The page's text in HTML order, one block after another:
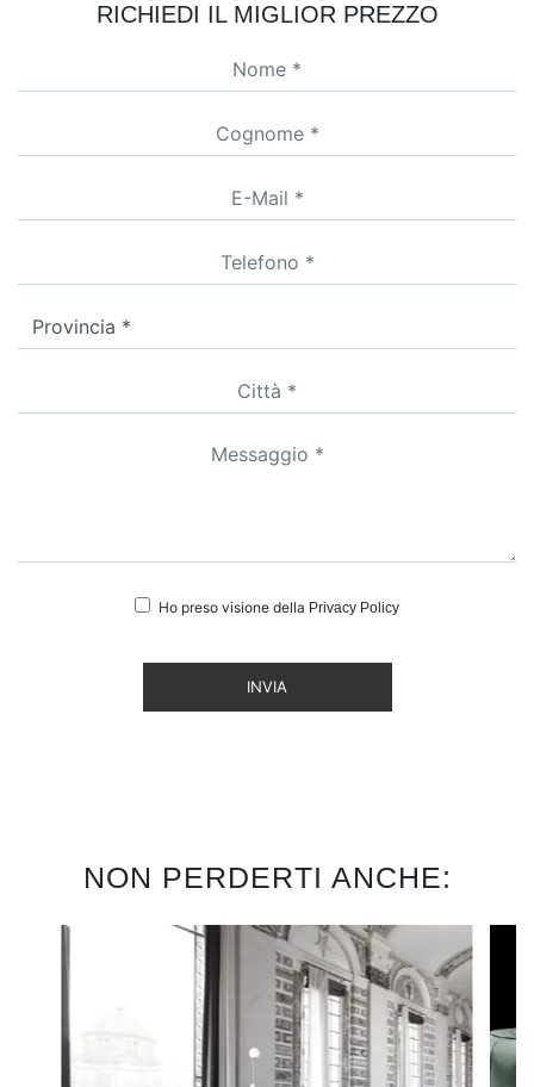
RICHIEDI IL MIGLIOR PREZZO
Ho preso visione della Privacy Policy
INVIA
NON PERDERTI ANCHE: